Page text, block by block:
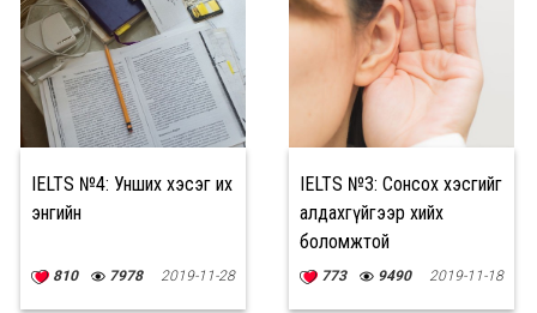
IELTS №4: Унших хэсэг их
энгийн
810 7978 2019-11-28
IELTS №3: Сонсох хэсгийг
алдахгүйгээр хийх
боломжтой
773 9490 2019-11-18